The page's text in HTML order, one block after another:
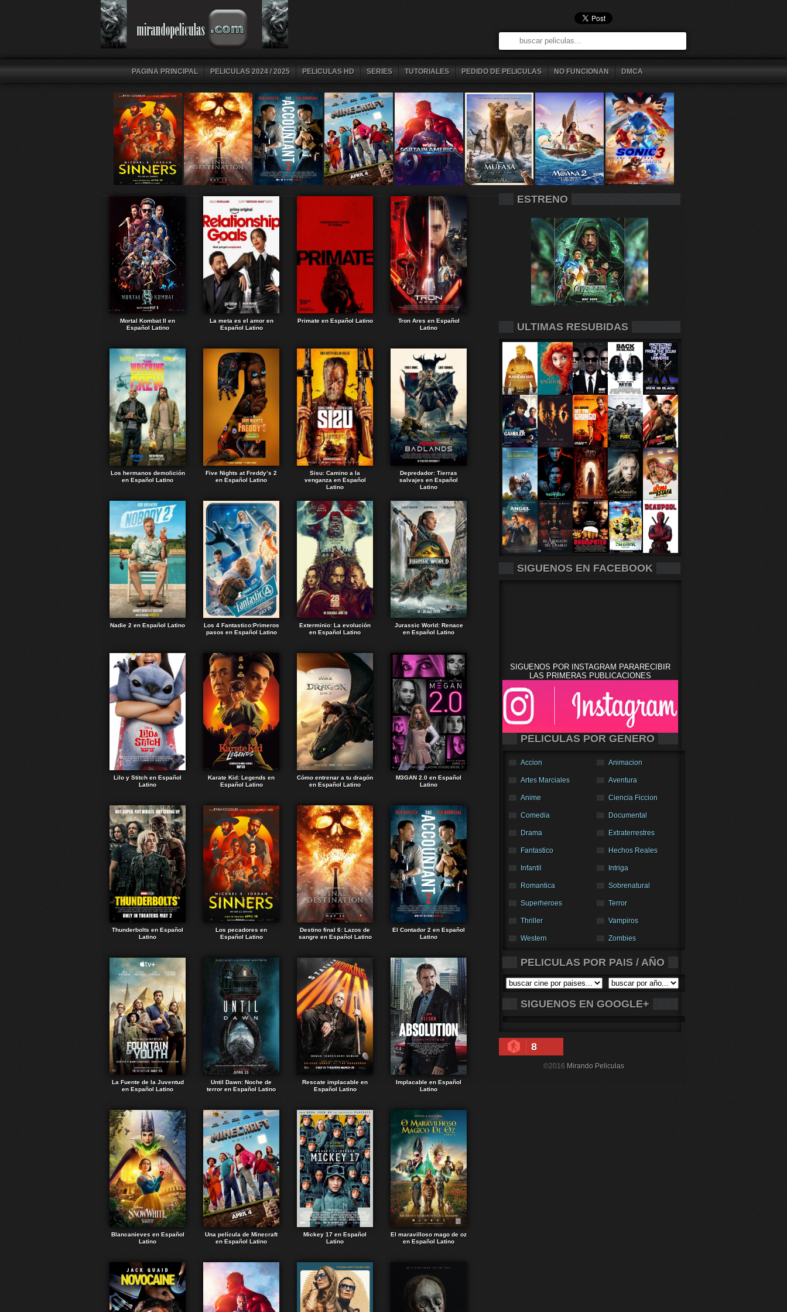
PAGINA PRINCIPAL PELICULAS 2024 / 2025 PELICULAS HD SERIES TUTORIALES PEDIDO DE PELICULAS NO FUNCIONAN DMCA
Mortal Kombat II en
Español Latino
La meta es el amor en
Español Latino
Primate en Español Latino
Tron Ares en Español
Latino
Los hermanos demolición
en Español Latino
Five Nights at Freddy’s 2
en Español Latino
Sisu: Camino a la
venganza en Español
Latino
Depredador: Tierras
salvajes en Español
Latino
Nadie 2 en Español Latino
Los 4 Fantastico:Primeros
pasos en Español Latino
Exterminio: La evolución
en Español Latino
Jurassic World: Renace
en Español Latino
Lilo y Stitch en Español
Latino
Karate Kid: Legends en
Español Latino
Cómo entrenar a tu dragón
en Español Latino
M3GAN 2.0 en Español
Latino
Thunderbolts en Español
Latino
Los pecadores en
Español Latino
Destino final 6: Lazos de
sangre en Español Latino
El Contador 2 en Español
Latino
La Fuente de la Juventud
en Español Latino
Until Dawn: Noche de
terror en Español Latino
Rescate implacable en
Español Latino
Implacable en Español
Latino
Blancanieves en Español
Latino
Una película de Minecraft
en Español Latino
Mickey 17 en Español
Latino
El maravilloso mago de oz
en Español Latino
ESTRENO
ULTIMAS RESUBIDAS
SIGUENOS EN FACEBOOK
SIGUENOS POR INSTAGRAM PARARECIBIR
LAS PRIMERAS PUBLICACIONES
PELICULAS POR GENERO
Accion Animacion
Artes Marciales Aventura
Anime Ciencia Ficcion
Comedia Documental
Drama Extraterrestres
Fantastico Hechos Reales
Infantil Intriga
Romantica Sobrenatural
Superheroes Terror
Thriller Vampiros
Western Zombies
PELICULAS POR PAIS / AÑO
SIGUENOS EN GOOGLE+
8
©2016 Mirando Peliculas